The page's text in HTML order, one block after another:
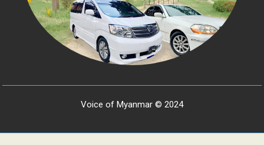
Voice of Myanmar © 2024